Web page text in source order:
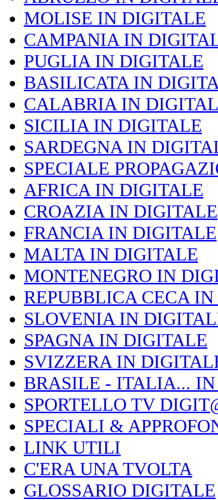
MOLISE IN DIGITALE
CAMPANIA IN
PUGLIA IN DIGITALE
BASILICATA IN
CALABRIA IN
SICILIA IN DIGITALE
SARDEGNA IN
SPECIALE
AFRICA IN DIGITALE
CROAZIA IN DIGITALE
FRANCIA IN DIGITALE
MALTA IN DIGITALE
MONTENEGRO IN
REPUBBLICA CECA
SLOVENIA IN
SPAGNA IN DIGITALE
SVIZZERA IN
BRASILE - ITALIA...
SPORTELLO TV
SPECIALI &
LINK UTILI
C'ERA UNA TVOLTA
GLOSSARIO DIGITALE